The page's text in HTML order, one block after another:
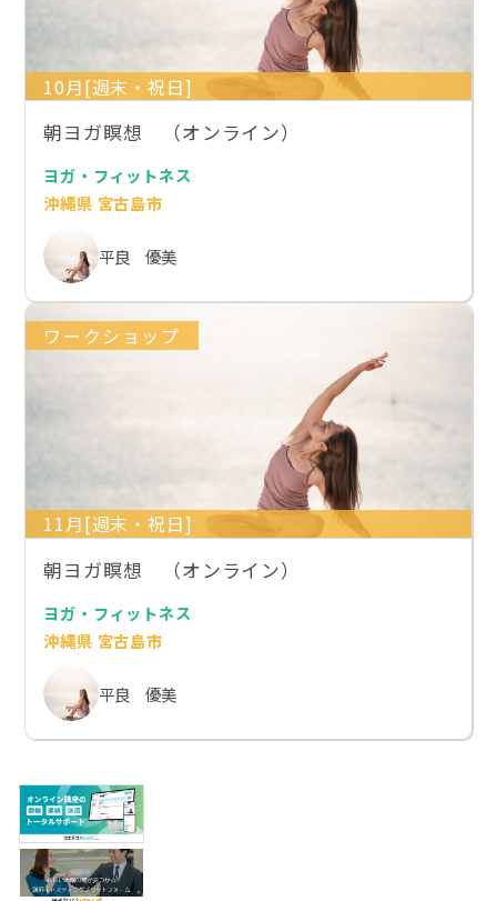
10月[週末・祝日]
朝ヨガ瞑想 （オンライン）
ヨガ・フィットネス
沖縄県 宮古島市
平良 優美
ワークショップ
11月[週末・祝日]
朝ヨガ瞑想 （オンライン）
ヨガ・フィットネス
沖縄県 宮古島市
平良 優美